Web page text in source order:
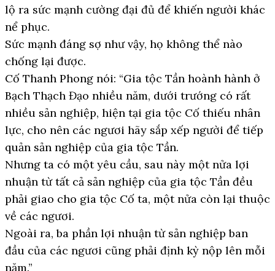
lộ ra sức mạnh cường đại đủ để khiến người khác
nể phục.
Sức mạnh đáng sợ như vậy, họ không thể nào
chống lại được.
Cố Thanh Phong nói: “Gia tộc Tần hoành hành ở
Bạch Thạch Đạo nhiều năm, dưới trướng có rất
nhiều sản nghiệp, hiện tại gia tộc Cố thiếu nhân
lực, cho nên các ngươi hãy sắp xếp người để tiếp
quản sản nghiệp của gia tộc Tần.
Nhưng ta có một yêu cầu, sau này một nửa lợi
nhuận từ tất cả sản nghiệp của gia tộc Tần đều
phải giao cho gia tộc Cố ta, một nửa còn lại thuộc
về các ngươi.
Ngoài ra, ba phần lợi nhuận từ sản nghiệp ban
đầu của các ngươi cũng phải định kỳ nộp lên mỗi
năm.”